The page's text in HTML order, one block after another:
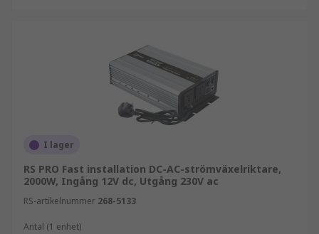
I lager
RS PRO Fast installation DC-AC-strömväxelriktare,
2000W, Ingång 12V dc, Utgång 230V ac
RS-artikelnummer 268-5133
Antal (1 enhet)